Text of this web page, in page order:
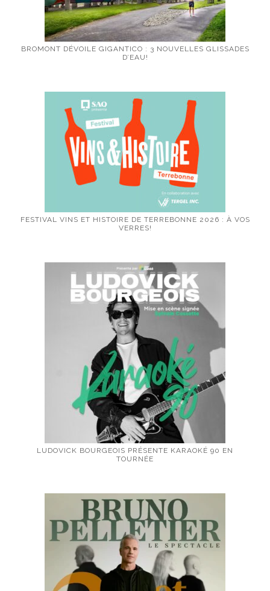
BROMONT DÉVOILE GIGANTICO : 3 NOUVELLES GLISSADES
D’EAU!
FESTIVAL VINS ET HISTOIRE DE TERREBONNE 2026 : À VOS
VERRES!
LUDOVICK BOURGEOIS PRÉSENTE KARAOKÉ 90 EN
TOURNÉE